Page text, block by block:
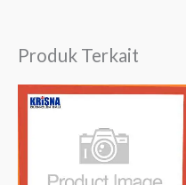
Produk Terkait